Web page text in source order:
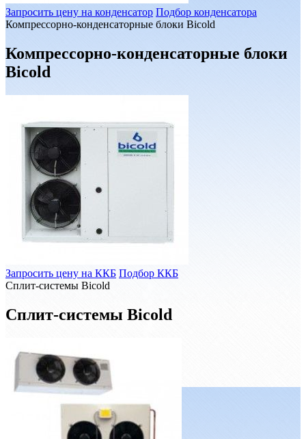
Запросить цену на конденсатор Подбор конденсатора
Компрессорно-конденсаторные блоки Bicold
Компрессорно-конденсаторные блоки
Bicold
Запросить цену на ККБ Подбор ККБ
Сплит-системы Bicold
Сплит-системы Bicold